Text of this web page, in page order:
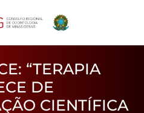
“TERAPIA
DE
CIENTÍFICA